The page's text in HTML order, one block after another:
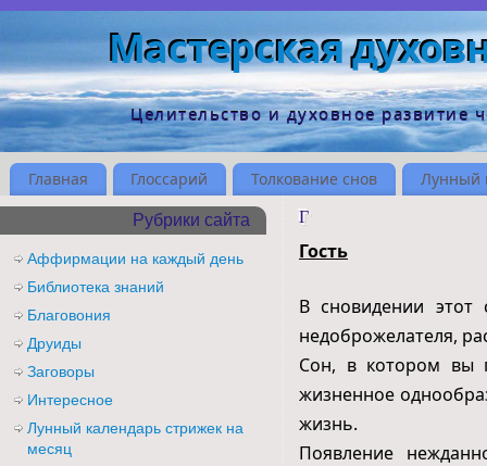
Мастерская
Целительство и духовное развитие
Главная Глоссарий Толкование снов Лунный
Г
Гость
В сновидении этот
недоброжелателя,
Сон, в котором вы
жизненное
жизнь.
Появление
Рубрики сайта
Аффирмации на каждый день
Библиотека знаний
Благовония
Друиды
Заговоры
Интересное
Лунный календарь стрижек на
месяц